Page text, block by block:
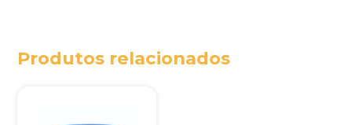
Produtos relacionados